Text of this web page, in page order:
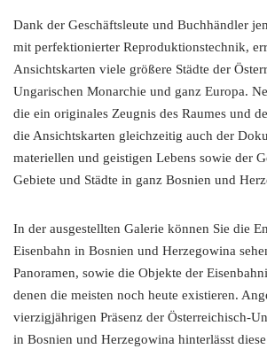
Dank der Geschäftsleute und Buchhändler
mit perfektionierter Reproduktionstechnik,
Ansichtskarten viele größere Städte der
Ungarischen Monarchie und ganz Europa.
die ein originales Zeugnis des Raumes und
die Ansichtskarten gleichzeitig auch der
materiellen und geistigen Lebens sowie der
Gebiete und Städte in ganz Bosnien und
In der ausgestellten Galerie können Sie die
Eisenbahn in Bosnien und Herzegowina
Panoramen, sowie die Objekte der
denen die meisten noch heute existieren.
vierzigjährigen Präsenz der Österreichisch-
in Bosnien und Herzegowina hinterlässt